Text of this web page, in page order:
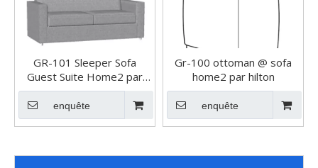
GR-101 Sleeper Sofa
Guest Suite Home2 par
Hilton
enquête
Gr-100 ottoman @ sofa
home2 par hilton
enquête